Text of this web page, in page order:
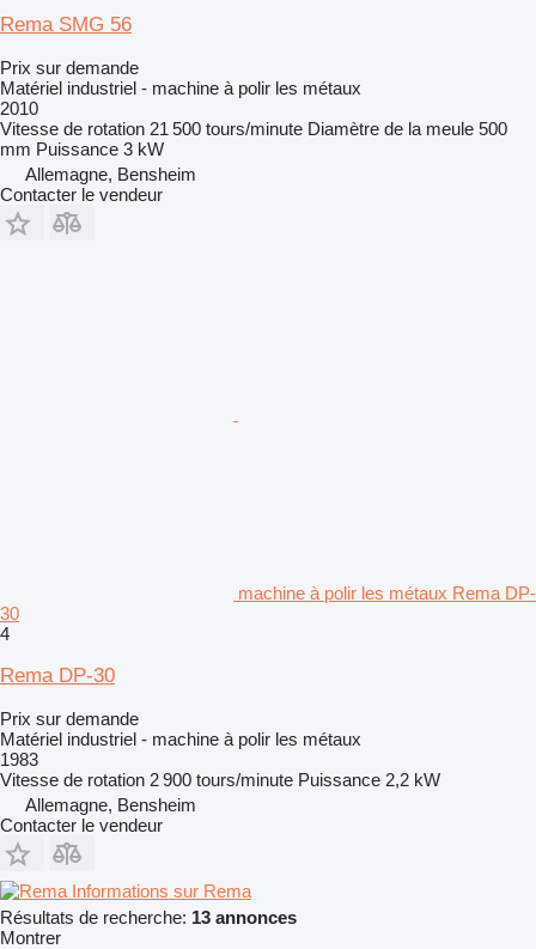
Rema SMG 56
Prix sur demande
Matériel industriel - machine à polir les métaux
2010
Vitesse de rotation 21 500 tours/minute Diamètre de la meule 500
mm Puissance 3 kW
Allemagne, Bensheim
Contacter le vendeur
machine à polir les métaux Rema DP-
30
4
Rema DP-30
Prix sur demande
Matériel industriel - machine à polir les métaux
1983
Vitesse de rotation 2 900 tours/minute Puissance 2,2 kW
Allemagne, Bensheim
Contacter le vendeur
Informations sur Rema
Résultats de recherche: 13 annonces
Montrer